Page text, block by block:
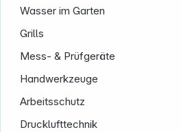
Wasser im Garten
Grills
Mess- & Prüfgeräte
Handwerkzeuge
Arbeitsschutz
Drucklufttechnik